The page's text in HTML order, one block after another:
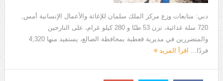
دبي: متابعات وزع مركز الملك سلمان للإغاثة والأعمال الإنسانية أمس,
720 سلة غذائية، تزن 53 طنًا و 280 كيلو غرام، على النازحين
والمتضررين في مديرية قعطبة بمحافظة الضالع، يستفيد منها 4,320
فردًا...
اقرأ المزيد